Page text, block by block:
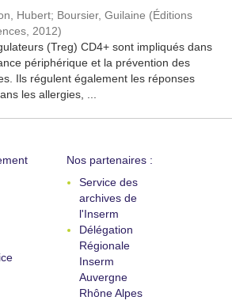
Hubert; Boursier, Guilaine (Éditions
, 2012)
(Treg) CD4+ sont impliqués dans
périphérique et la prévention des
Ils régulent également les réponses
les allergies, ...
Nos partenaires :
Service des
archives de
l'Inserm
Délégation
Régionale
Inserm
Auvergne
Rhône Alpes